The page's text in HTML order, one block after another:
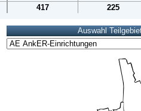
417 225